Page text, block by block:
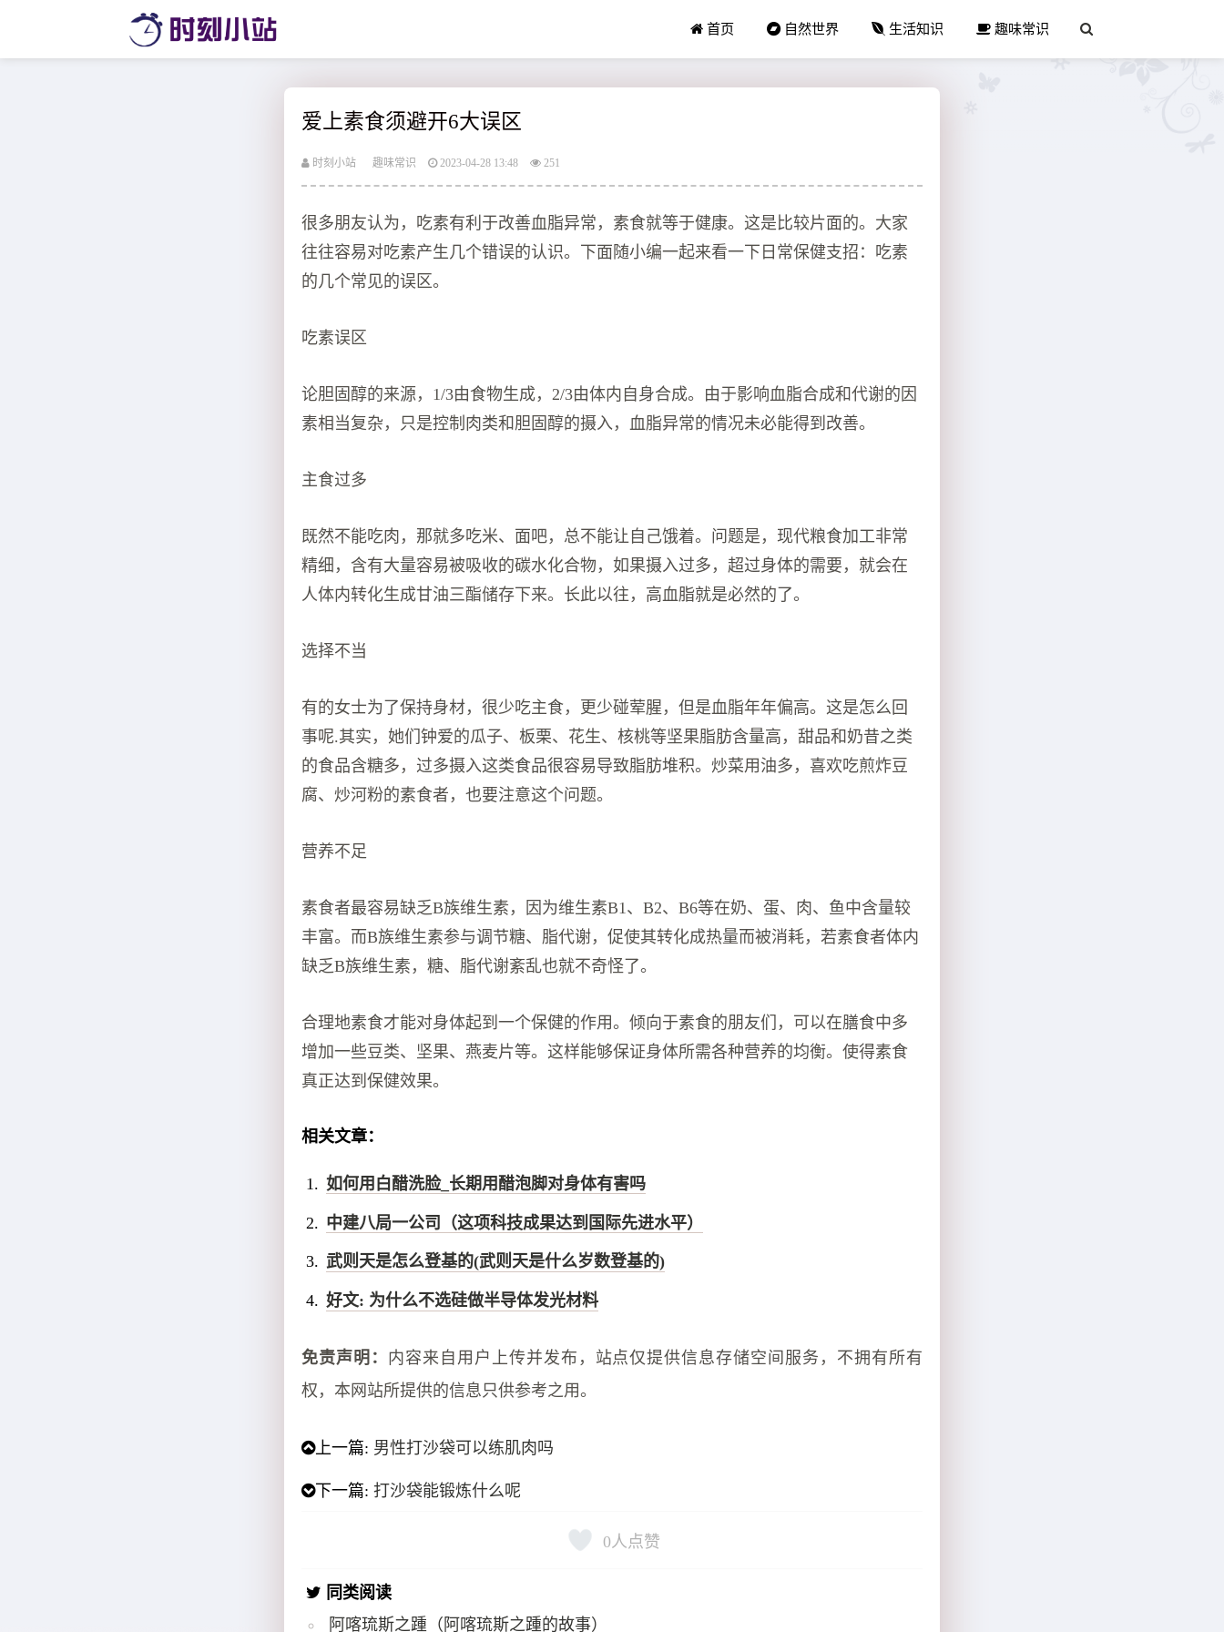
首页 自然世界 生活知识 趣味常识
爱上素食须避开6大误区
时刻小站 趣味常识 2023-04-28 13:48 251
很多朋友认为，吃素有利于改善血脂异常，素食就等于健康。这是比较片面的。大家
往往容易对吃素产生几个错误的认识。下面随小编一起来看一下日常保健支招：吃素
的几个常见的误区。
吃素误区
论胆固醇的来源，1/3由食物生成，2/3由体内自身合成。由于影响血脂合成和代谢的因
素相当复杂，只是控制肉类和胆固醇的摄入，血脂异常的情况未必能得到改善。
主食过多
既然不能吃肉，那就多吃米、面吧，总不能让自己饿着。问题是，现代粮食加工非常
精细，含有大量容易被吸收的碳水化合物，如果摄入过多，超过身体的需要，就会在
人体内转化生成甘油三酯储存下来。长此以往，高血脂就是必然的了。
选择不当
有的女士为了保持身材，很少吃主食，更少碰荤腥，但是血脂年年偏高。这是怎么回
事呢.其实，她们钟爱的瓜子、板栗、花生、核桃等坚果脂肪含量高，甜品和奶昔之类
的食品含糖多，过多摄入这类食品很容易导致脂肪堆积。炒菜用油多，喜欢吃煎炸豆
腐、炒河粉的素食者，也要注意这个问题。
营养不足
素食者最容易缺乏B族维生素，因为维生素B1、B2、B6等在奶、蛋、肉、鱼中含量较
丰富。而B族维生素参与调节糖、脂代谢，促使其转化成热量而被消耗，若素食者体内
缺乏B族维生素，糖、脂代谢紊乱也就不奇怪了。
合理地素食才能对身体起到一个保健的作用。倾向于素食的朋友们，可以在膳食中多
增加一些豆类、坚果、燕麦片等。这样能够保证身体所需各种营养的均衡。使得素食
真正达到保健效果。
相关文章：
如何用白醋洗脸_长期用醋泡脚对身体有害吗
中建八局一公司（这项科技成果达到国际先进水平）
武则天是怎么登基的(武则天是什么岁数登基的)
好文: 为什么不选硅做半导体发光材料
免责声明： 内容来自用户上传并发布，站点仅提供信息存储空间服务，不拥有所有
权，本网站所提供的信息只供参考之用。
上一篇: 男性打沙袋可以练肌肉吗
下一篇:打沙袋能锻炼什么呢
0人点赞
同类阅读
阿喀琉斯之踵（阿喀琉斯之踵的故事）